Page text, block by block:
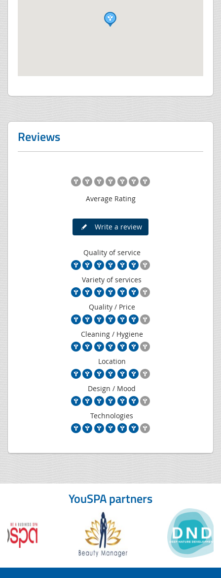
Reviews
Average Rating
Write a review
Quality of service
Variety of services
Quality / Price
Cleaning / Hygiene
Location
Design / Mood
Technologies
YouSPA partners